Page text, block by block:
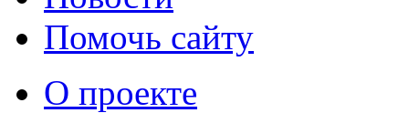
Помочь сайту
О проекте